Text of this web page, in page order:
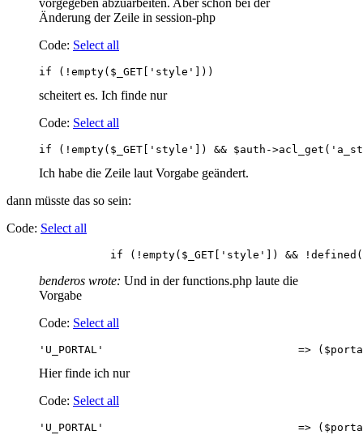
Änderung der Zeile in session-php
Code: Select all
if (!empty($_GET['style']))
scheitert es. Ich finde nur
Code: Select all
if (!empty($_GET['style']) && $auth-
Ich habe die Zeile laut Vorgabe geändert.
dann müsste das so sein:
Code: Select all
if (!empty($_GET['style']) &&
benderos wrote: Und in der functions.php laute die
Vorgabe
Code: Select all
Hier finde ich nur
Code: Select all